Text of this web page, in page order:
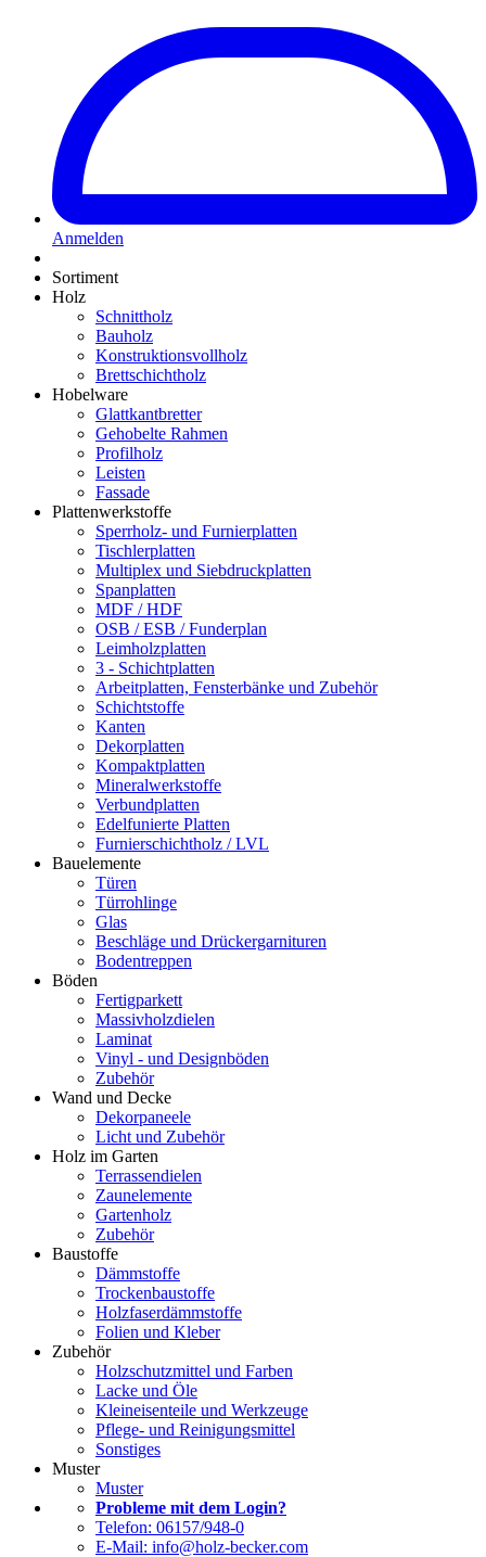
Anmelden
Sortiment
Holz
Schnittholz
Bauholz
Konstruktionsvollholz
Brettschichtholz
Hobelware
Glattkantbretter
Gehobelte Rahmen
Profilholz
Leisten
Fassade
Plattenwerkstoffe
Sperrholz- und Furnierplatten
Tischlerplatten
Multiplex und Siebdruckplatten
Spanplatten
MDF / HDF
OSB / ESB / Funderplan
Leimholzplatten
3 - Schichtplatten
Arbeitplatten, Fensterbänke und Zubehör
Schichtstoffe
Kanten
Dekorplatten
Kompaktplatten
Mineralwerkstoffe
Verbundplatten
Edelfunierte Platten
Furnierschichtholz / LVL
Bauelemente
Türen
Türrohlinge
Glas
Beschläge und Drückergarnituren
Bodentreppen
Böden
Fertigparkett
Massivholzdielen
Laminat
Vinyl - und Designböden
Zubehör
Wand und Decke
Dekorpaneele
Licht und Zubehör
Holz im Garten
Terrassendielen
Zaunelemente
Gartenholz
Zubehör
Baustoffe
Dämmstoffe
Trockenbaustoffe
Holzfaserdämmstoffe
Folien und Kleber
Zubehör
Holzschutzmittel und Farben
Lacke und Öle
Kleineisenteile und Werkzeuge
Pflege- und Reinigungsmittel
Sonstiges
Muster
Muster
Probleme mit dem Login?
Telefon: 06157/948-0
E-Mail: info@holz-becker.com